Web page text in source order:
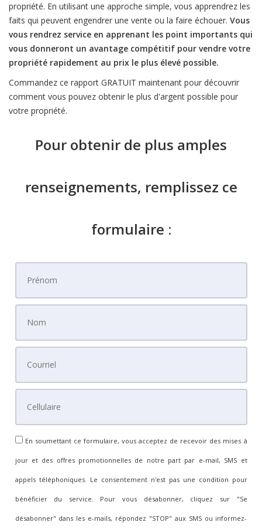
propriété. En utilisant une approche simple, vous apprendrez les
faits qui peuvent engendrer une vente ou la faire échouer. Vous
vous rendrez service en apprenant les point importants qui
vous donneront un avantage compétitif pour vendre votre
propriété rapidement au prix le plus élevé possible.
Commandez ce rapport GRATUIT maintenant pour découvrir
comment vous pouvez obtenir le plus d'argent possible pour
votre propriété.
Pour obtenir de plus amples
renseignements, remplissez ce
formulaire :
En soumettant ce formulaire, vous acceptez de recevoir des mises à
jour et des offres promotionnelles de notre part par e-mail, SMS et
appels téléphoniques. Le consentement n'est pas une condition pour
bénéficier du service. Pour vous désabonner, cliquez sur "Se
désabonner" dans les e-mails, répondez "STOP" aux SMS ou informez-